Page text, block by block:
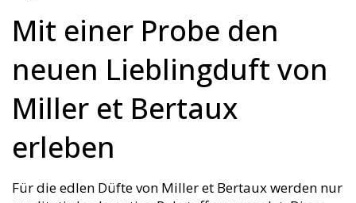
Mit einer Probe den
neuen Lieblingduft von
Miller et Bertaux
erleben
Für die edlen Düfte von Miller et Bertaux werden nur